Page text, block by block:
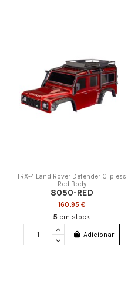
TRX-4 Land Rover Defender Clipless
Red Body
8050-RED
160,95 €
5 em stock
Adicionar